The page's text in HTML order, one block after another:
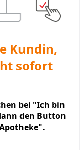
Kundin,
sofort
bei "Ich bin
den Button